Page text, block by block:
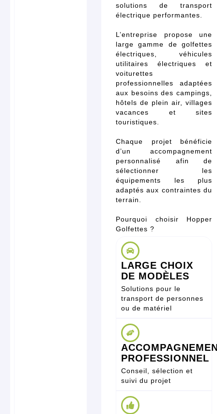
solutions de transport
électrique performantes.
L’entreprise propose une
large gamme de golfettes
électriques, véhicules
utilitaires électriques et
voiturettes
professionnelles adaptées
aux besoins des campings,
hôtels de plein air, villages
vacances et sites
touristiques.
Chaque projet bénéficie
d’un accompagnement
personnalisé afin de
sélectionner les
équipements les plus
adaptés aux contraintes du
terrain.
Pourquoi choisir Hopper
Golfettes ?
LARGE CHOIX
DE MODÈLES
Solutions pour le
transport de personnes
ou de matériel
PROFESSIONNEL
Conseil, sélection et
suivi du projet